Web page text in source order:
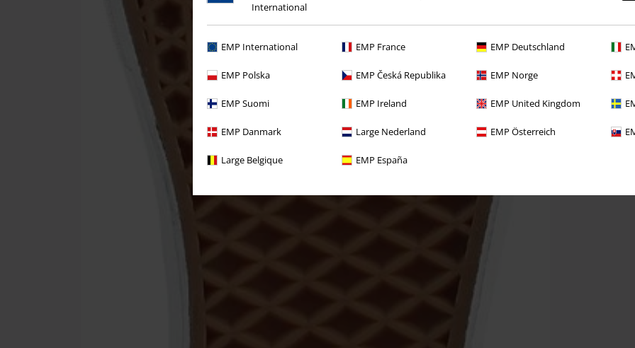
International
EMP International EMP France EMP Deutschland
EMP Polska EMP Česká Republika EMP Norge
EMP Suomi EMP Ireland EMP United Kingdom
EMP Danmark Large Nederland EMP Österreich
Large Belgique EMP España